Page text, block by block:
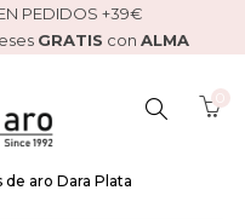
PEDIDOS +39€
GRATIS con ALMA
BUSCAR
AQUÍ...
aro Dara Plata